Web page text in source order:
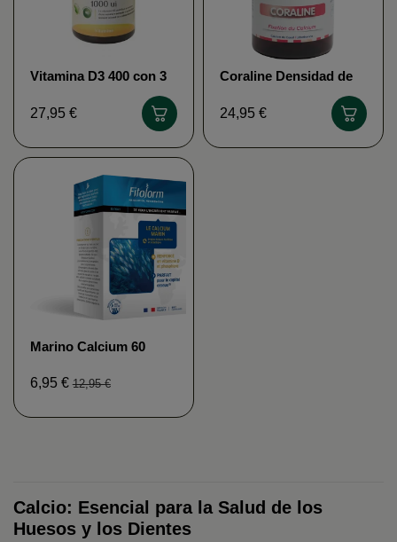
Vitamina D3 400 con 3
Plus
27,95 €
Coraline Densidad de
Form'Axe
24,95 €
Marino Calcium 60
Fitoform
6,95 €12,95 €
Calcio: Esencial para la Salud de los
Huesos y los Dientes